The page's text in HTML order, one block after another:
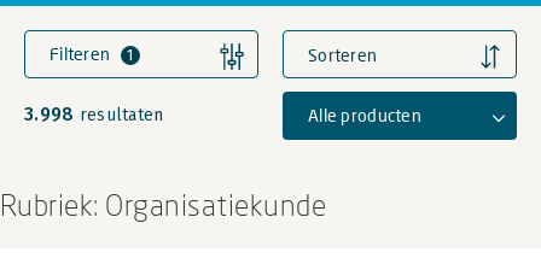
Filteren 1 Sorteren
3.998 resultaten Alle producten
Rubriek: Organisatiekunde